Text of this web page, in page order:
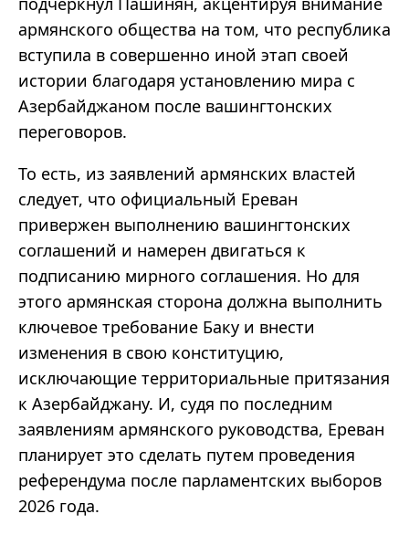
армянского общества на том, что республика
вступила в совершенно иной этап своей
истории благодаря установлению мира с
Азербайджаном после вашингтонских
переговоров.
То есть, из заявлений армянских властей
следует, что официальный Ереван
привержен выполнению вашингтонских
соглашений и намерен двигаться к
подписанию мирного соглашения. Но для
этого армянская сторона должна выполнить
ключевое требование Баку и внести
изменения в свою конституцию,
исключающие территориальные притязания
к Азербайджану. И, судя по последним
заявлениям армянского руководства, Ереван
планирует это сделать путем проведения
референдума после парламентских выборов
2026 года.